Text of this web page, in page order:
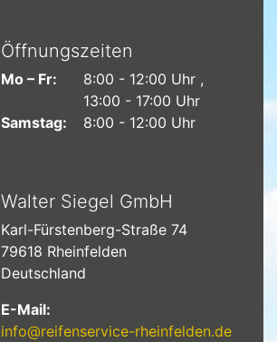
Öffnungszeiten
Mo – Fr:
8:00 - 12:00 Uhr
13:00 - 17:00 Uhr
Samstag:
8:00 - 12:00 Uhr
Walter Siegel GmbH
Karl-Fürstenberg-Straße 74
79618 Rheinfelden
Deutschland
E-Mail:
info@reifenservice-rheinfelden.de